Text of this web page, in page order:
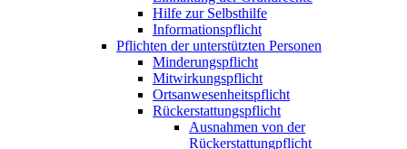
Hilfe zur Selbsthilfe
Informationspflicht
Pflichten der unterstützten Personen
Minderungspflicht
Mitwirkungspflicht
Ortsanwesenheitspflicht
Rückerstattungspflicht
Ausnahmen von der
Rückerstattungpflicht